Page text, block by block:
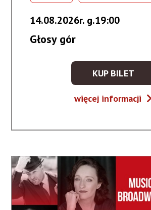
14.08.2026r. g.19:00
Głosy gór
KUP BILET
KUP
NA
więcej informacji